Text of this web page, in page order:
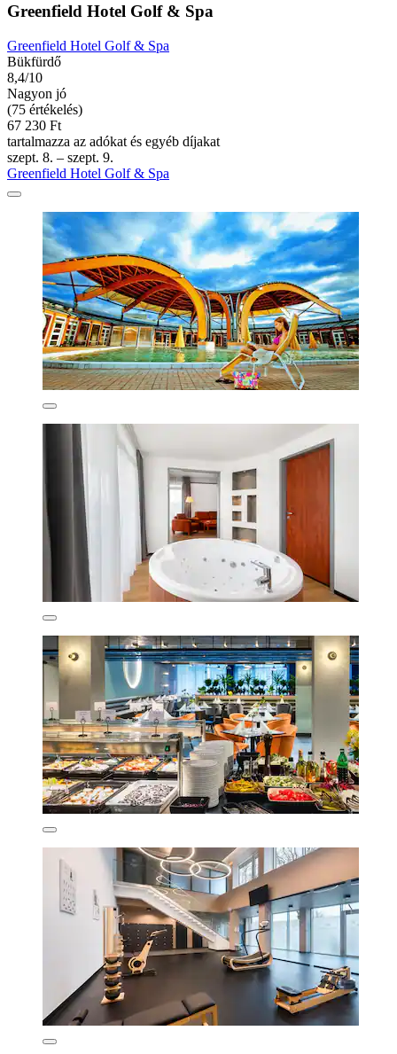
Greenfield Hotel Golf & Spa
Greenfield Hotel Golf & Spa
Bükfürdő
8,4/10
Nagyon jó
(75 értékelés)
67 230 Ft
tartalmazza az adókat és egyéb díjakat
szept. 8. – szept. 9.
Greenfield Hotel Golf & Spa